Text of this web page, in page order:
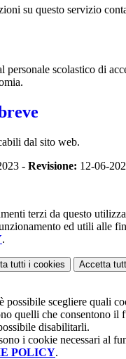
su questo servizio
personale scolastico di
dal sito web.
- Revisione: 12-06-
terzi da questo
ed utili alle
.
tutti i cookies Accetta
possibile scegliere quali
quelli che consentono il
disabilitarli.
i cookie necessari al
POLICY.